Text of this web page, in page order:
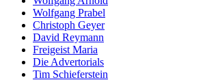
Wolfgang Prabel
Christoph Geyer
David Reymann
Freigeist Maria
Die Advertorials
Tim Schieferstein